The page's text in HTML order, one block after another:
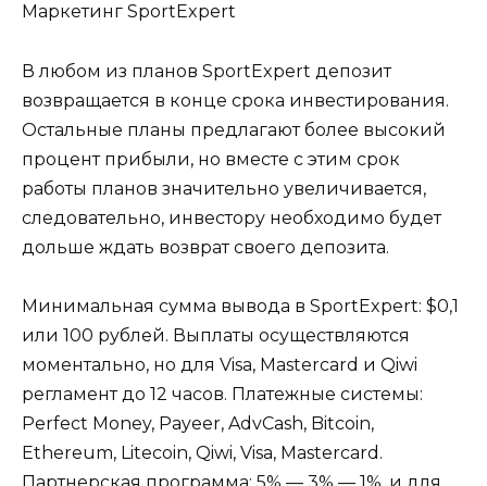
Маркетинг SportExpert
В любом из планов SportExpert депозит
возвращается в конце срока инвестирования.
Остальные планы предлагают более высокий
процент прибыли, но вместе с этим срок
работы планов значительно увеличивается,
следовательно, инвестору необходимо будет
дольше ждать возврат своего депозита.
Минимальная сумма вывода в SportExpert: $0,1
или 100 рублей. Выплаты осуществляются
моментально, но для Visa, Mastercard и Qiwi
регламент до 12 часов. Платежные системы:
Perfect Money, Payeer, AdvCash, Bitcoin,
Ethereum, Litecoin, Qiwi, Visa, Mastercard.